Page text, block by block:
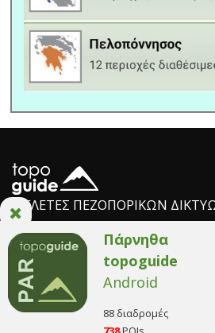
ΜΕΛΕΤΕΣ ΠΕΖΟΠΟΡΙΚΩΝ
Η ομάδα AnaDigit Πολιτική απορρήτου
© Copyright 2014. All